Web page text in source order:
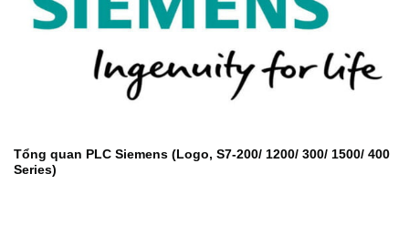
Tổng quan PLC Siemens (Logo, S7-200/ 1200/ 300/ 1500/ 400
Series)